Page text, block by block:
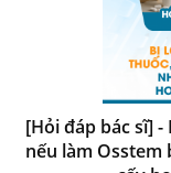
[Hỏi đáp bác sĩ]
nếu làm Osstem